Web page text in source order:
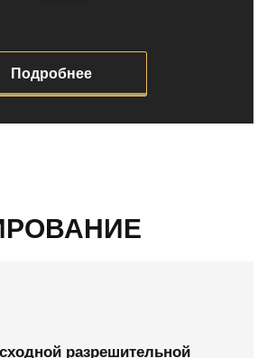
Подробнее
разрешительной